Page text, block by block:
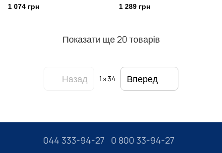
1 074 грн 1 289 грн
Показати ще 20 товарів
Назад 1 з 34 Вперед
044 333-94-27 0 800 33-94-27